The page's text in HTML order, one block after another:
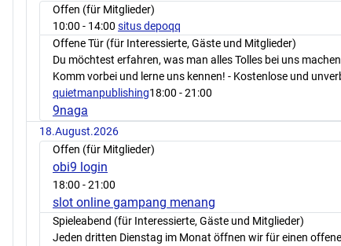
Offen (für Mitglieder)
10:00 - 14:00 situs depoqq
Offene Tür (für Interessierte, Gäste und Mitglieder)
Du möchtest erfahren, was man alles Tolles bei uns
Komm vorbei und lerne uns kennen! - Kostenlose und
quietmanpublishing18:00 - 21:00
9naga
18.August.2026
Offen (für Mitglieder)
obi9 login
18:00 - 21:00
slot online gampang menang
Spieleabend (für Interessierte, Gäste und Mitglieder)
Jeden dritten Dienstag im Monat öffnen wir für einen